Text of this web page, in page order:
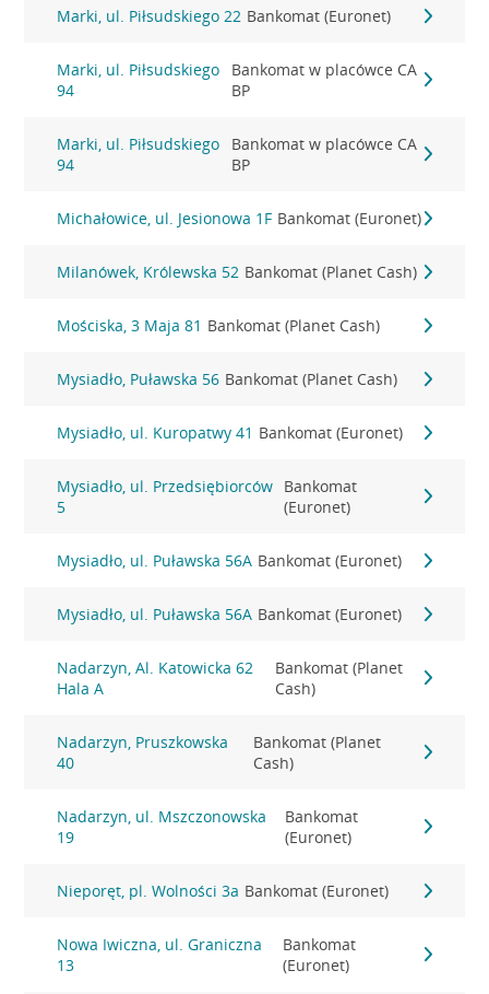
Marki, ul. Piłsudskiego 22 Bankomat (Euronet)
Marki, ul. Piłsudskiego
94
Bankomat w placówce CA
BP
Marki, ul. Piłsudskiego
94
Bankomat w placówce CA
BP
Michałowice, ul. Jesionowa 1F Bankomat (Euronet)
Milanówek, Królewska 52 Bankomat (Planet Cash)
Mościska, 3 Maja 81 Bankomat (Planet Cash)
Mysiadło, Puławska 56 Bankomat (Planet Cash)
Mysiadło, ul. Kuropatwy 41 Bankomat (Euronet)
Mysiadło, ul. Przedsiębiorców
5
Bankomat
(Euronet)
Mysiadło, ul. Puławska 56A Bankomat (Euronet)
Mysiadło, ul. Puławska 56A Bankomat (Euronet)
Nadarzyn, Al. Katowicka 62
Hala A
Bankomat (Planet
Cash)
Nadarzyn, Pruszkowska
40
Bankomat (Planet
Cash)
Nadarzyn, ul. Mszczonowska
19
Bankomat
(Euronet)
Nieporęt, pl. Wolności 3a Bankomat (Euronet)
Nowa Iwiczna, ul. Graniczna
13
Bankomat
(Euronet)